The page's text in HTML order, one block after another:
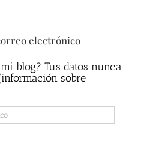
electrónico
blog? Tus datos nunca
sobre